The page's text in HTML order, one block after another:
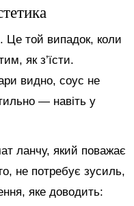
Це той випадок, коли
як з’їсти.
видно, соус не
— навіть у
ланчу, який поважає
не потребує зусиль,
яке доводить: